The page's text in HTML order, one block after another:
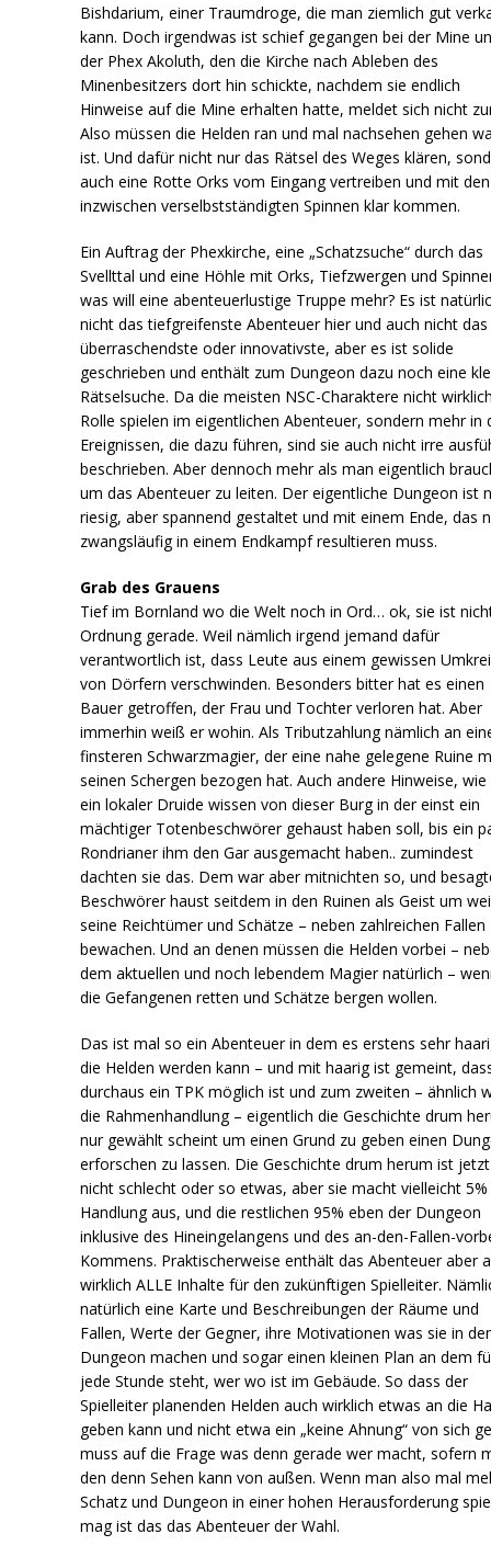
Bishdarium, einer Traumdroge, die man ziemlich gut
kann. Doch irgendwas ist schief gegangen bei der Mine
der Phex Akoluth, den die Kirche nach Ableben des
Minenbesitzers dort hin schickte, nachdem sie endlich
Hinweise auf die Mine erhalten hatte, meldet sich nicht
Also müssen die Helden ran und mal nachsehen gehen
ist. Und dafür nicht nur das Rätsel des Weges klären,
auch eine Rotte Orks vom Eingang vertreiben und mit den
inzwischen verselbstständigten Spinnen klar kommen.
Ein Auftrag der Phexkirche, eine „Schatzsuche“ durch das
Svellttal und eine Höhle mit Orks, Tiefzwergen und
was will eine abenteuerlustige Truppe mehr? Es ist
nicht das tiefgreifenste Abenteuer hier und auch nicht das
überraschendste oder innovativste, aber es ist solide
geschrieben und enthält zum Dungeon dazu noch eine
Rätselsuche. Da die meisten NSC-Charaktere nicht
Rolle spielen im eigentlichen Abenteuer, sondern mehr in
Ereignissen, die dazu führen, sind sie auch nicht irre
beschrieben. Aber dennoch mehr als man eigentlich
um das Abenteuer zu leiten. Der eigentliche Dungeon ist
riesig, aber spannend gestaltet und mit einem Ende, das
zwangsläufig in einem Endkampf resultieren muss.
Grab des Grauens
Tief im Bornland wo die Welt noch in Ord… ok, sie ist
Ordnung gerade. Weil nämlich irgend jemand dafür
verantwortlich ist, dass Leute aus einem gewissen
von Dörfern verschwinden. Besonders bitter hat es einen
Bauer getroffen, der Frau und Tochter verloren hat. Aber
immerhin weiß er wohin. Als Tributzahlung nämlich an
finsteren Schwarzmagier, der eine nahe gelegene Ruine
seinen Schergen bezogen hat. Auch andere Hinweise,
ein lokaler Druide wissen von dieser Burg in der einst ein
mächtiger Totenbeschwörer gehaust haben soll, bis ein
Rondrianer ihm den Gar ausgemacht haben.. zumindest
dachten sie das. Dem war aber mitnichten so, und
Beschwörer haust seitdem in den Ruinen als Geist um
seine Reichtümer und Schätze – neben zahlreichen Fallen
bewachen. Und an denen müssen die Helden vorbei –
dem aktuellen und noch lebendem Magier natürlich –
die Gefangenen retten und Schätze bergen wollen.
Das ist mal so ein Abenteuer in dem es erstens sehr
die Helden werden kann – und mit haarig ist gemeint,
durchaus ein TPK möglich ist und zum zweiten – ähnlich
die Rahmenhandlung – eigentlich die Geschichte drum
nur gewählt scheint um einen Grund zu geben einen
erforschen zu lassen. Die Geschichte drum herum ist jetzt
nicht schlecht oder so etwas, aber sie macht vielleicht
Handlung aus, und die restlichen 95% eben der Dungeon
inklusive des Hineingelangens und des an-den-Fallen-
Kommens. Praktischerweise enthält das Abenteuer aber
wirklich ALLE Inhalte für den zukünftigen Spielleiter.
natürlich eine Karte und Beschreibungen der Räume und
Fallen, Werte der Gegner, ihre Motivationen was sie in
Dungeon machen und sogar einen kleinen Plan an dem
jede Stunde steht, wer wo ist im Gebäude. So dass der
Spielleiter planenden Helden auch wirklich etwas an die
geben kann und nicht etwa ein „keine Ahnung“ von sich
muss auf die Frage was denn gerade wer macht, sofern
den denn Sehen kann von außen. Wenn man also mal
Schatz und Dungeon in einer hohen Herausforderung
mag ist das das Abenteuer der Wahl.